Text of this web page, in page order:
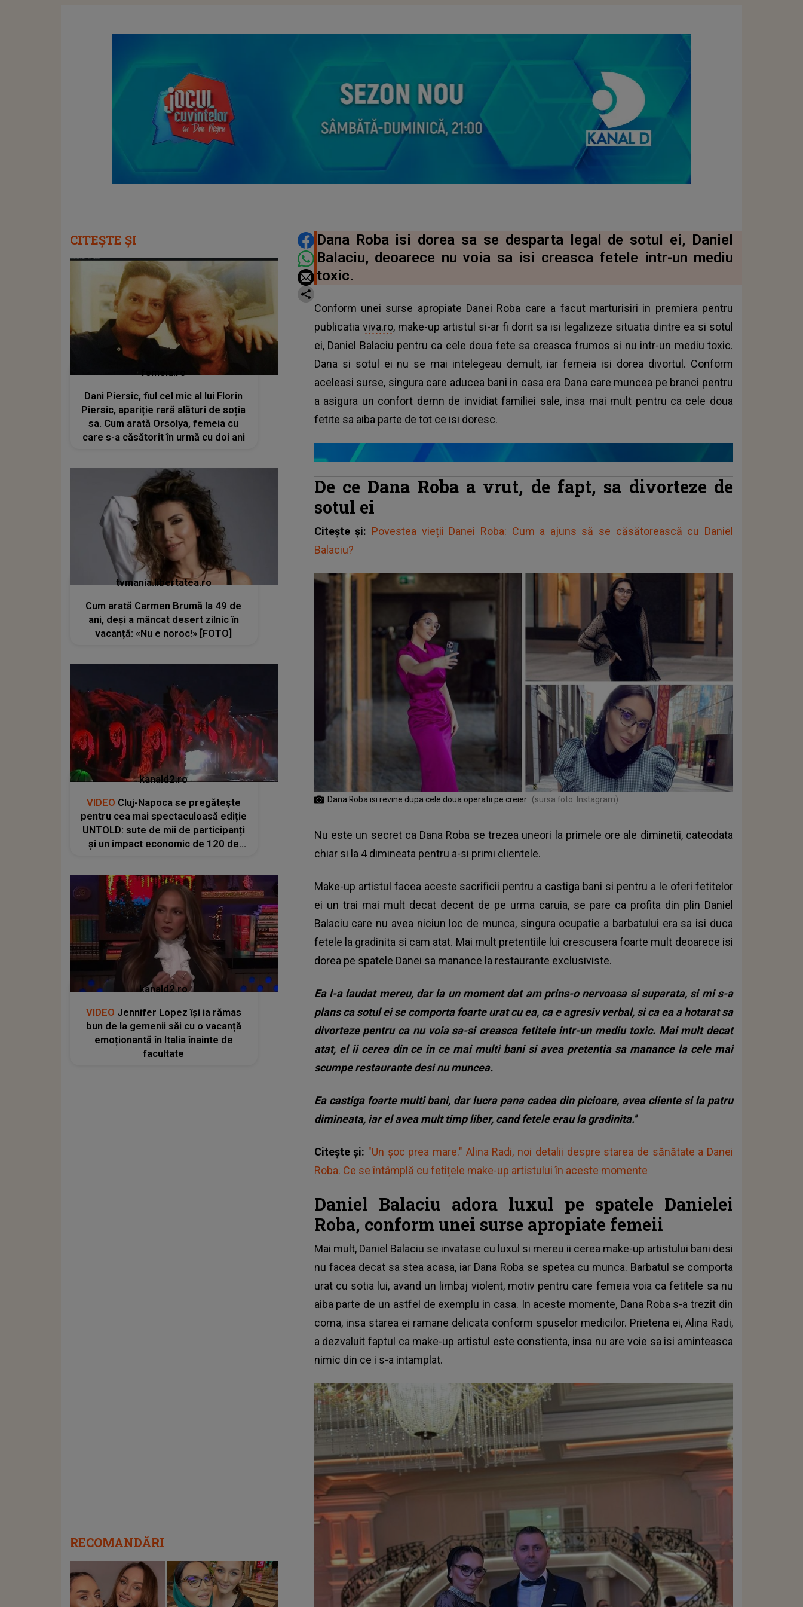
DISTRIBUIE ARTICOLUL
Dana Roba isi dorea sa se desparta legal de sotul ei, Daniel
Balaciu, deoarece nu voia sa isi creasca fetele intr-un mediu
toxic.
Conform unei surse apropiate Danei Roba care a facut marturisiri in premiera pentru
publicatia viva.ro, make-up artistul si-ar fi dorit sa isi legalizeze situatia dintre ea si sotul
ei, Daniel Balaciu pentru ca cele doua fete sa creasca frumos si nu intr-un mediu toxic.
Dana si sotul ei nu se mai intelegeau demult, iar femeia isi dorea divortul. Conform
aceleasi surse, singura care aducea bani in casa era Dana care muncea pe branci pentru
a asigura un confort demn de invidiat familiei sale, insa mai mult pentru ca cele doua
fetite sa aiba parte de tot ce isi doresc.
De ce Dana Roba a vrut, de fapt, sa divorteze de
sotul ei
Citește și: Povestea vieții Danei Roba: Cum a ajuns să se căsătorească cu Daniel
Balaciu?
Dana Roba isi revine dupa cele doua operatii pe creier (sursa foto: Instagram)
Nu este un secret ca Dana Roba se trezea uneori la primele ore ale diminetii, cateodata
chiar si la 4 dimineata pentru a-si primi clientele.
Make-up artistul facea aceste sacrificii pentru a castiga bani si pentru a le oferi fetitelor
ei un trai mai mult decat decent de pe urma caruia, se pare ca profita din plin Daniel
Balaciu care nu avea niciun loc de munca, singura ocupatie a barbatului era sa isi duca
fetele la gradinita si cam atat. Mai mult pretentiile lui crescusera foarte mult deoarece isi
dorea pe spatele Danei sa manance la restaurante exclusiviste.
Ea l-a laudat mereu, dar la un moment dat am prins-o nervoasa si suparata, si mi s-a
plans ca sotul ei se comporta foarte urat cu ea, ca e agresiv verbal, si ca ea a hotarat sa
divorteze pentru ca nu voia sa-si creasca fetitele intr-un mediu toxic. Mai mult decat
atat, el ii cerea din ce in ce mai multi bani si avea pretentia sa manance la cele mai
scumpe restaurante desi nu muncea.
Ea castiga foarte multi bani, dar lucra pana cadea din picioare, avea cliente si la patru
dimineata, iar el avea mult timp liber, cand fetele erau la gradinita.''
Citește și: "Un șoc prea mare." Alina Radi, noi detalii despre starea de sănătate a Danei
Roba. Ce se întâmplă cu fetițele make-up artistului în aceste momente
Daniel Balaciu adora luxul pe spatele Danielei
Roba, conform unei surse apropiate femeii
Mai mult, Daniel Balaciu se invatase cu luxul si mereu ii cerea make-up artistului bani desi
nu facea decat sa stea acasa, iar Dana Roba se spetea cu munca. Barbatul se comporta
urat cu sotia lui, avand un limbaj violent, motiv pentru care femeia voia ca fetitele sa nu
aiba parte de un astfel de exemplu in casa. In aceste momente, Dana Roba s-a trezit din
coma, insa starea ei ramane delicata conform spuselor medicilor. Prietena ei, Alina Radi,
a dezvaluit faptul ca make-up artistul este constienta, insa nu are voie sa isi aminteasca
nimic din ce i s-a intamplat.
CITEȘTE ȘI
femeia.ro
Dani Piersic, fiul cel mic al lui Florin
Piersic, apariție rară alături de soția
sa. Cum arată Orsolya, femeia cu
care s-a căsătorit în urmă cu doi ani
tvmania.libertatea.ro
Cum arată Carmen Brumă la 49 de
ani, deși a mâncat desert zilnic în
vacanță: «Nu e noroc!» [FOTO]
kanald2.ro
VIDEO Cluj-Napoca se pregătește
pentru cea mai spectaculoasă ediție
UNTOLD: sute de mii de participanți
și un impact economic de 120 de
kanald2.ro
VIDEO Jennifer Lopez își ia rămas
bun de la gemenii săi cu o vacanță
emoționantă în Italia înainte de
facultate
RECOMANDĂRI